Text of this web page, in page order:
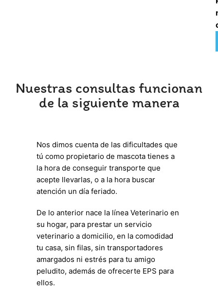
Nuestras consultas funcionan
de la siguiente manera
Nos dimos cuenta de las dificultades que
tú como propietario de mascota tienes a
la hora de conseguir transporte que
acepte llevarlas, o a la hora buscar
atención un día feriado.
De lo anterior nace la línea Veterinario en
su hogar, para prestar un servicio
veterinario a domicilio, en la comodidad
tu casa, sin filas, sin transportadores
amargados ni estrés para tu amigo
peludito, además de ofrecerte EPS para
ellos.